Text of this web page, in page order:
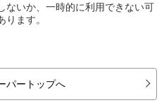
ないか、一時的に利用できない可
ります。
パートップへ